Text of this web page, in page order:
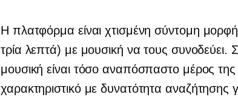
Η πλατφόρμα είναι χτισμένησύντομη μορφή
τρία λεπτά) με μουσική να τους συνοδεύει.
μουσική είναι τόσο αναπόσπαστο μέρος
χαρακτηριστικό με δυνατότητα αναζήτησης